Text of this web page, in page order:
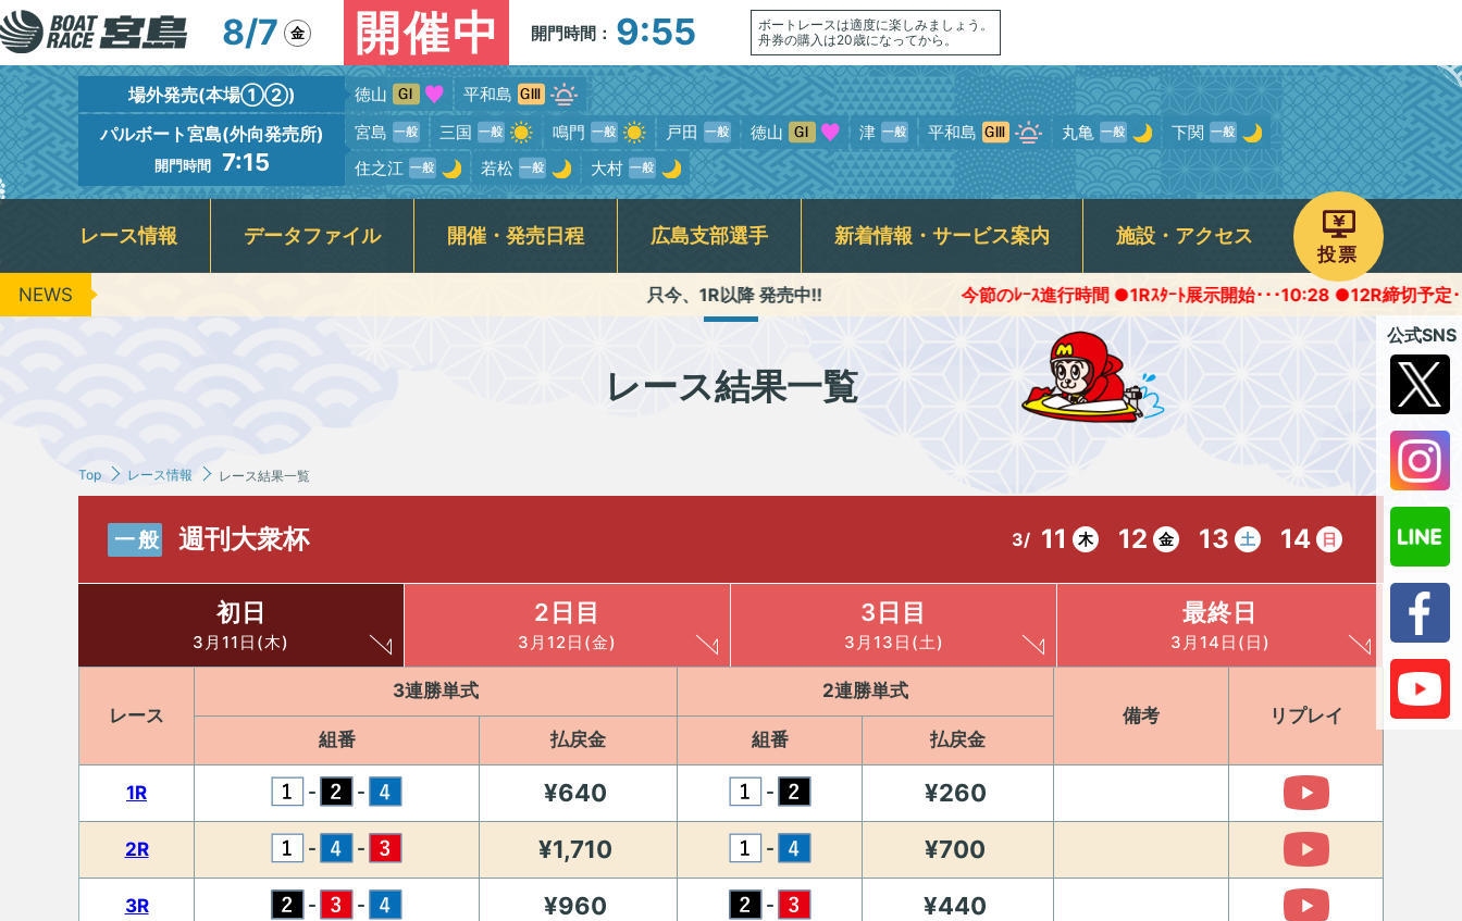
8/7 金 開催中 開門時間： 9:55
ボートレースは適度に楽しみましょう。
舟券の購入は20歳になってから。
場外発売(本場①②) 徳山 平和島
パルボート宮島(外向発売所)
開門時間 7:15
宮島 三国 鳴門 戸田 徳山 津 平和島 丸亀
下関
住之江
若松 大村
レース情報
出場予定選手一覧 レース展望
モーターボート抽選結果・
予選得点率ランキング
専属記者レース展望動画・
優出選手インタビュー動画
無料専門予想紙 フォトギャラリー
データファイル
競走水面・進入コース別情報 賞金ランキング
開催・発売日程
宮島本場＆PALBOAT宮島 BTS尾道
広島支部選手
広島支部選手一覧 広島支部選手優勝情報 スター候補選手・新人選手紹介 広島支部日記動画 モンタチャンネル
新着情報・サービス案内
新着情報 場内イベント 公式YouTube番組配信予定 各種キャンペーン
宮島オリジナルグッズ
横断幕について
パノラマムービー
3Fくつろぎルームご利用案内&開放予定日
ギャンブル依存症関連
施設・アクセス
フロアガイド グルメガイド 指定席発売状況(当日) 交通アクセス 専用駐車場
ROKU宮島
投票
NEWS
只今、1R以降 発売中!! 今節のﾚｰｽ進行時間 ●1Rｽﾀｰﾄ展示開始･･･10:28 ●12R締切予定･･･16:45頃
レース結果一覧
Top レース情報 レース結果一覧
一般 週刊大衆杯 3/ 11 木 12 金 13 土 14 日
初日
3月11日(木)
2日目
3月12日(金)
3日目
3月13日(土)
最終日
3月14日(日)
レース
3連勝単式
2連勝単式
備考
リプレイ
組番
払戻金 組番 払戻金
1R - - ¥640 - ¥260
2R - - ¥1,710 - ¥700
3R - - ¥960 - ¥440
公式SNS